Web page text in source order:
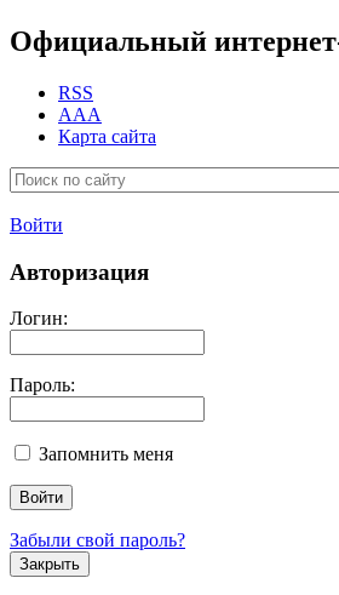
Официальный
RSS
AAA
Карта сайта
Войти
Авторизация
Логин:
Пароль:
Запомнить меня
Забыли свой пароль?
Закрыть